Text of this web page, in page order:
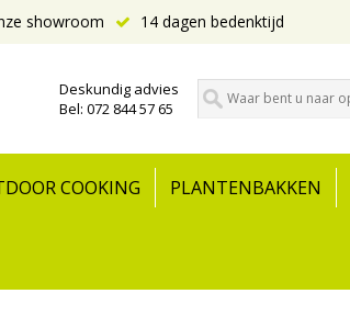
showroom 14 dagen bedenktijd
Deskundig advies
Bel: 072 844 57 65
COOKING PLANTENBAKKEN